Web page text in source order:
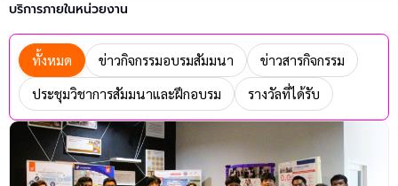
บริการภายในหน่วยงาน
ทั้งหมด ข่าวกิจกรรมอบรมสัมมนา
ข่าวสารกิจกรรม
ประชุมวิชาการสัมมนาและฝึกอบรม
รางวัลที่ได้รับ